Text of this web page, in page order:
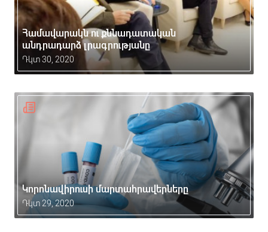
Համավարակն ու քննադատական
անդրադարձ լրագրությանը
Դկտ 30, 2020
Կորոնավիրուսի մարտահրավերները
Դկտ 29, 2020